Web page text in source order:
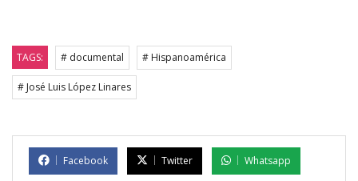
TAGS: # documental # Hispanoamérica
# José Luis López Linares
Facebook Twitter Whatsapp